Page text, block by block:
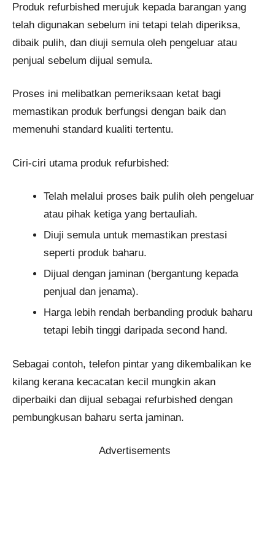
Produk refurbished merujuk kepada barangan yang
telah digunakan sebelum ini tetapi telah diperiksa,
dibaik pulih, dan diuji semula oleh pengeluar atau
penjual sebelum dijual semula.
Proses ini melibatkan pemeriksaan ketat bagi
memastikan produk berfungsi dengan baik dan
memenuhi standard kualiti tertentu.
Ciri-ciri utama produk refurbished:
Telah melalui proses baik pulih oleh pengeluar
atau pihak ketiga yang bertauliah.
Diuji semula untuk memastikan prestasi
seperti produk baharu.
Dijual dengan jaminan (bergantung kepada
penjual dan jenama).
Harga lebih rendah berbanding produk baharu
tetapi lebih tinggi daripada second hand.
Sebagai contoh, telefon pintar yang dikembalikan ke
kilang kerana kecacatan kecil mungkin akan
diperbaiki dan dijual sebagai refurbished dengan
pembungkusan baharu serta jaminan.
Advertisements